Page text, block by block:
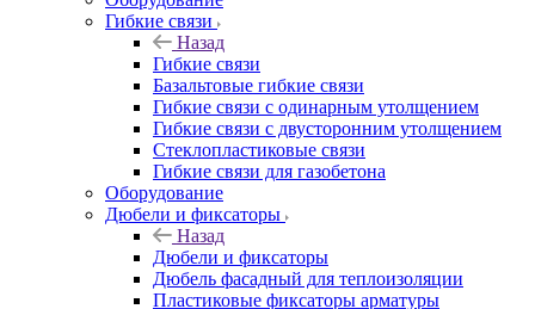
Гибкие связи
Назад
Гибкие связи
Базальтовые гибкие связи
Гибкие связи с одинарным утолщением
Гибкие связи с двусторонним утолщением
Стеклопластиковые связи
Гибкие связи для газобетона
Оборудование
Дюбели и фиксаторы
Назад
Дюбели и фиксаторы
Дюбель фасадный для теплоизоляции
Пластиковые фиксаторы арматуры